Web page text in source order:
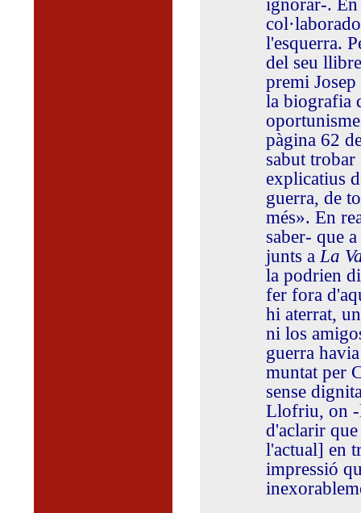
ignorar-. En
l'esquerra.
del seu
premi
la biografia
pàgina 62
sabut
explicatius
guerra, de
més». En
saber- que
junts aLa
la podrien
fer fora
hi aterrat,
ni los
guerra
muntat per
sense
Llofriu, on -
d'aclarir
l'actual] en
impressió